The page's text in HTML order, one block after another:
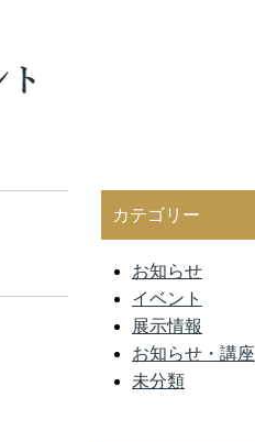
カテゴリー
お知らせ
イベント
展示情報
お知らせ・講座
未分類